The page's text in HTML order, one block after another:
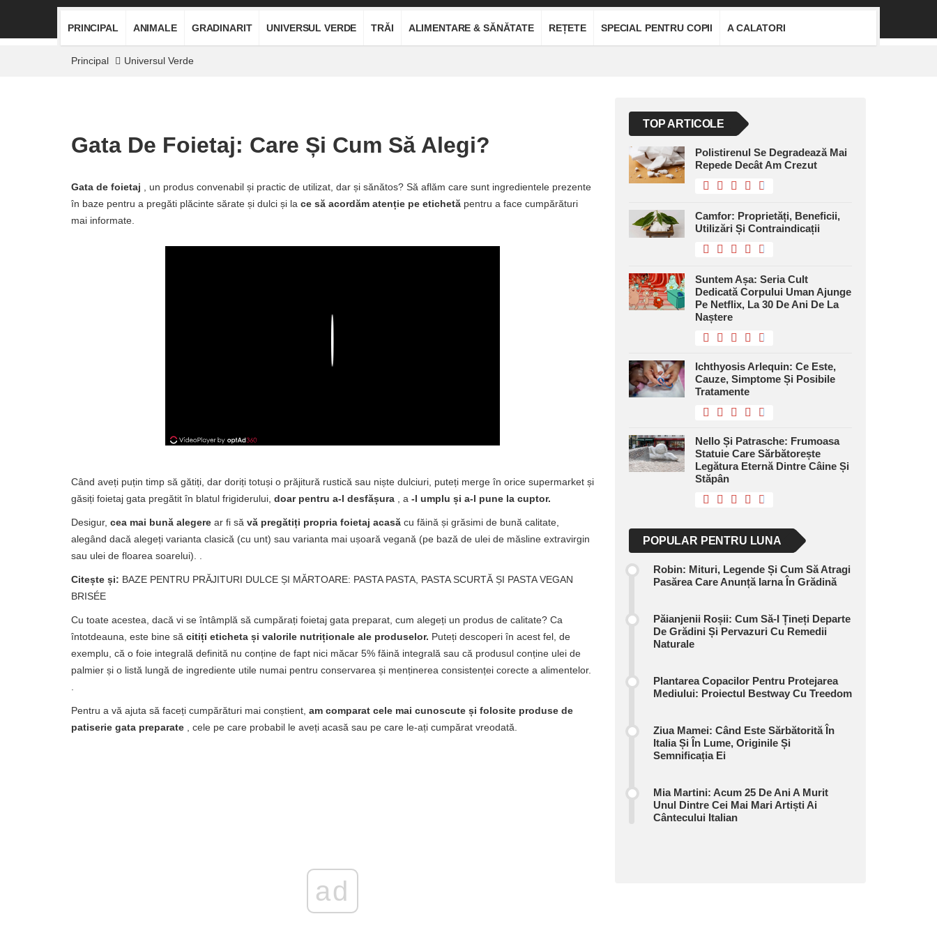
PRINCIPAL ANIMALE GRADINARIT UNIVERSUL VERDE TRĂI ALIMENTARE & SĂNĂTATE REȚETE SPECIAL PENTRU COPII A CALATORI
Principal Universul Verde
Gata De Foietaj: Care Și Cum Să Alegi?
Gata de foietaj , un produs convenabil și practic de utilizat, dar și sănătos? Să aflăm care sunt ingredientele prezente
în baze pentru a pregăti plăcinte sărate și dulci și la ce să acordăm atenție pe etichetă pentru a face cumpărături
mai informate.
Când aveți puțin timp să gătiți, dar doriți totuși o prăjitură rustică sau niște dulciuri, puteți merge în orice supermarket și
găsiți foietaj gata pregătit în blatul frigiderului, doar pentru a-l desfășura , a -l umplu și a-l pune la cuptor.
Desigur, cea mai bună alegere ar fi să vă pregătiți propria foietaj acasă cu făină și grăsimi de bună calitate,
alegând dacă alegeți varianta clasică (cu unt) sau varianta mai ușoară vegană (pe bază de ulei de măsline extravirgin
sau ulei de floarea soarelui). .
Citește și: BAZE PENTRU PRĂJITURI DULCE ȘI MĂRTOARE: PASTA PASTA, PASTA SCURTĂ ȘI PASTA VEGAN
BRISÉE
Cu toate acestea, dacă vi se întâmplă să cumpărați foietaj gata preparat, cum alegeți un produs de calitate? Ca
întotdeauna, este bine să citiți eticheta și valorile nutriționale ale produselor. Puteți descoperi în acest fel, de
exemplu, că o foie integrală definită nu conține de fapt nici măcar 5% făină integrală sau că produsul conține ulei de
palmier și o listă lungă de ingrediente utile numai pentru conservarea și menținerea consistenței corecte a alimentelor.
Pentru a vă ajuta să faceți cumpărături mai conștient, am comparat cele mai cunoscute și folosite produse de
patiserie gata preparate , cele pe care probabil le aveți acasă sau pe care le-ați cumpărat vreodată.
ad
TOP ARTICOLE
Polistirenul Se Degradează Mai
Repede Decât Am Crezut
Camfor: Proprietăți, Beneficii,
Utilizări Și Contraindicații
Suntem Așa: Seria Cult
Dedicată Corpului Uman Ajunge
Pe Netflix, La 30 De Ani De La
Naștere
Ichthyosis Arlequin: Ce Este,
Cauze, Simptome Și Posibile
Tratamente
Nello Și Patrasche: Frumoasa
Statuie Care Sărbătorește
Legătura Eternă Dintre Câine Și
Stăpân
POPULAR PENTRU LUNA
Robin: Mituri, Legende Și Cum Să Atragi
Pasărea Care Anunță Iarna În Grădină
Păianjenii Roșii: Cum Să-I Țineți Departe
De Grădini Și Pervazuri Cu Remedii
Naturale
Plantarea Copacilor Pentru Protejarea
Mediului: Proiectul Bestway Cu Treedom
Ziua Mamei: Când Este Sărbătorită În
Italia Și În Lume, Originile Și
Semnificația Ei
Mia Martini: Acum 25 De Ani A Murit
Unul Dintre Cei Mai Mari Artiști Ai
Cântecului Italian